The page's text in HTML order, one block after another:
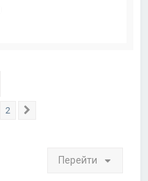
2
Перейти